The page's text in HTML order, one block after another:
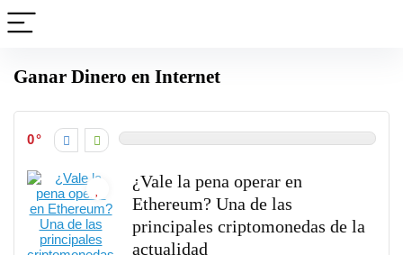
Ganar Dinero en Internet
0
¿Vale la pena operar en
Ethereum? Una de las
principales criptomonedas de la
actualidad